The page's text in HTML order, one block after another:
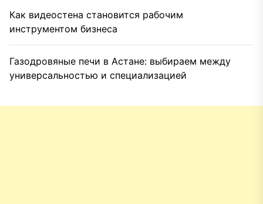
Как видеостена становится рабочим
инструментом бизнеса
Газодровяные печи в Астане: выбираем между
универсальностью и специализацией